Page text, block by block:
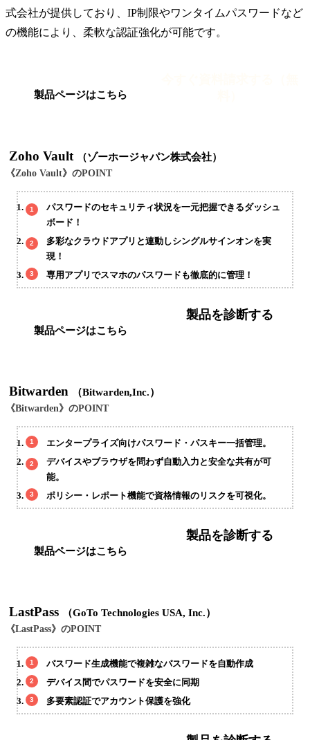
式会社が提供しており、IP制限やワンタイムパスワードなど
の機能により、柔軟な認証強化が可能です。
製品ページはこちら
Zoho Vault （ゾーホージャパン株式会社）
《Zoho Vault》のPOINT
パスワードのセキュリティ状況を一元把握できるダッシュ
ボード！
多彩なクラウドアプリと連動しシングルサインオンを実
現！
専用アプリでスマホのパスワードも徹底的に管理！
製品ページはこちら
製品を診断する
Bitwarden （Bitwarden,Inc.）
《Bitwarden》のPOINT
エンタープライズ向けパスワード・パスキー一括管理。
デバイスやブラウザを問わず自動入力と安全な共有が可
能。
ポリシー・レポート機能で資格情報のリスクを可視化。
製品ページはこちら
製品を診断する
LastPass （GoTo Technologies USA, Inc.）
《LastPass》のPOINT
パスワード生成機能で複雑なパスワードを自動作成
デバイス間でパスワードを安全に同期
多要素認証でアカウント保護を強化